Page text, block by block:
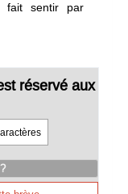
fait sentir par
réservé aux